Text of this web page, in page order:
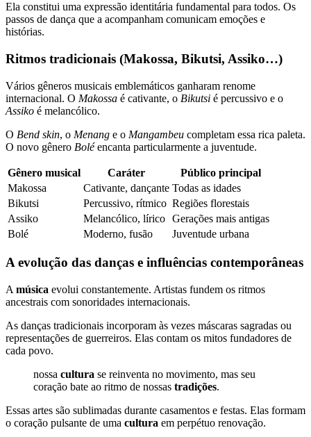
Ela constitui uma expressão identitária fundamental para todos. Os
passos de dança que a acompanham comunicam emoções e
histórias.
Ritmos tradicionais (Makossa, Bikutsi, Assiko…)
Vários gêneros musicais emblemáticos ganharam renome
internacional. O Makossa é cativante, o Bikutsi é percussivo e o
Assiko é melancólico.
O Bend skin, o Menang e o Mangambeu completam essa rica paleta.
O novo gênero Boléencanta particularmente a juventude.
Gênero musical Caráter
Público principal
Makossa
Cativante, dançante Todas as idades
Bikutsi
Percussivo, rítmico Regiões florestais
Assiko
Melancólico, lírico Gerações mais antigas
Bolé
Moderno, fusão Juventude urbana
A evolução das danças e influências contemporâneas
A música evolui constantemente. Artistas fundem os ritmos
ancestrais com sonoridades internacionais.
As danças tradicionais incorporam às vezes máscaras sagradas ou
representações de guerreiros. Elas contam os mitos fundadores de
cada povo.
nossa cultura se reinventa no movimento, mas seu
coração bate ao ritmo de nossas tradições.
Essas artes são sublimadas durante casamentos e festas. Elas formam
o coração pulsante de uma cultura em perpétuo renovação.